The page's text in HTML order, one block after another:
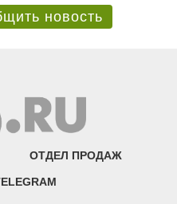
новость
ОТДЕЛ ПРОДАЖ